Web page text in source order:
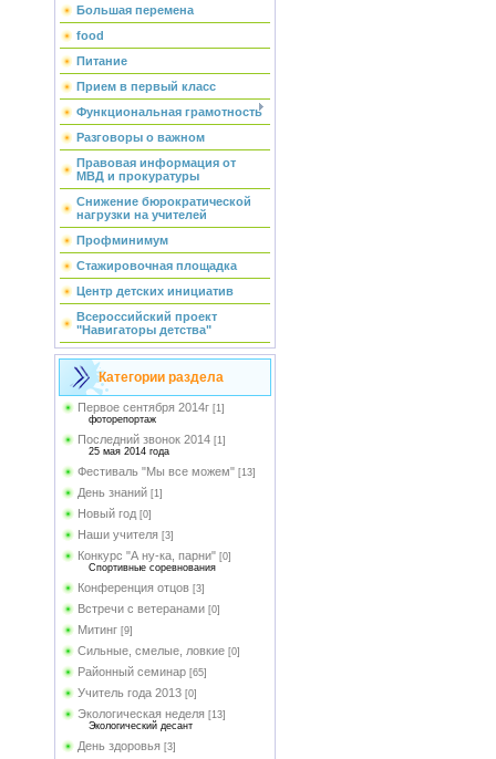
Большая перемена
food
Питание
Прием в первый класс
Функциональная грамотность
Разговоры о важном
Правовая информация от
МВД и прокуратуры
Снижение бюрократической
нагрузки на учителей
Профминимум
Стажировочная площадка
Центр детских инициатив
Всероссийский проект
"Навигаторы детства"
Категории раздела
Первое сентября 2014г [1]
фоторепортаж
Последний звонок 2014 [1]
25 мая 2014 года
Фестиваль "Мы все можем" [13]
День знаний [1]
Новый год [0]
Наши учителя [3]
Конкурс "А ну-ка, парни" [0]
Спортивные соревнования
Конференция отцов [3]
Встречи с ветеранами [0]
Митинг [9]
Сильные, смелые, ловкие [0]
Районный семинар [65]
Учитель года 2013 [0]
Экологическая неделя [13]
Экологический десант
День здоровья [3]